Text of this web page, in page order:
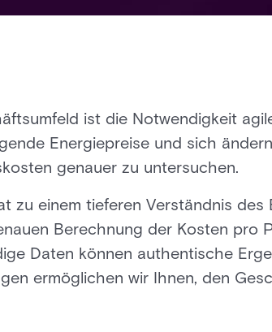
ist die Notwendigkeit
Energiepreise und sich
genauer zu untersuchen.
zu einem tieferen Verständnis
Berechnung der Kosten pro
Daten können authentische
ermöglichen wir Ihnen, den